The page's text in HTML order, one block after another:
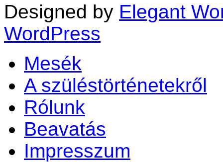
Designed by Elegant
WordPress
Mesék
A szüléstörténetekről
Rólunk
Beavatás
Impresszum